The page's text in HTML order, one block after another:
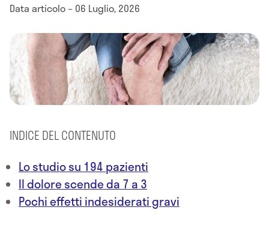
Data articolo – 06 Luglio, 2026
INDICE DEL CONTENUTO
Lo studio su 194 pazienti
Il dolore scende da 7 a 3
Pochi effetti indesiderati gravi